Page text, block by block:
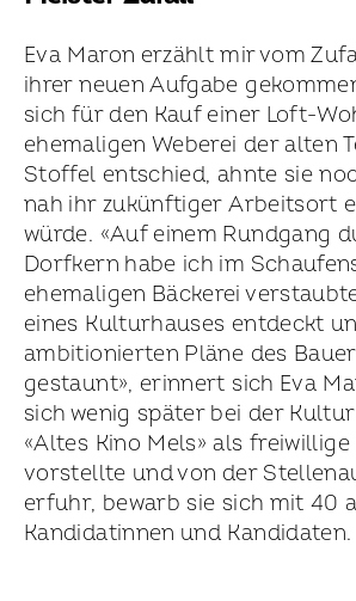
Eva Maron erzählt mir vom
ihrer neuen Aufgabe
sich für den Kauf einer Loft-
ehemaligen Weberei der alten
Stoffel entschied, ahnte sie
nah ihr zukünftiger Arbeitsort
würde. «Auf einem Rundgang
Dorfkern habe ich im
ehemaligen Bäckerei
eines Kultur­hauses entdeckt
ambitio­nierten Pläne des
gestaunt», erinnert sich Eva
sich wenig später bei der
«Altes Kino Mels» als
vorstellte und von der
erfuhr, bewarb sie sich mit 40
Kandidatinnen und Kandidaten.